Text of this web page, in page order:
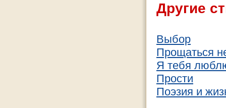
Другие
Выбор
Прощаться
Я тебя
Прости
Поэзия и